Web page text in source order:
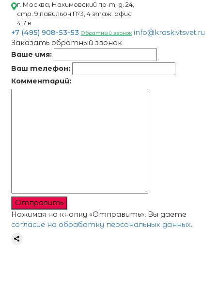
г. Москва, Нахимовский пр-т, д. 24,
стр. 9 павильон №3, 4 этаж. офис
417 в
+7 (495) 908-53-53 Обратный звонок info@kraskivtsvet.ru
Заказать обратный звонок
Ваше имя:
Ваш телефон:
Комментарий:
Отправить
Нажимая на кнопку «Отправить», Вы даете
согласие на обработку персональных данных.